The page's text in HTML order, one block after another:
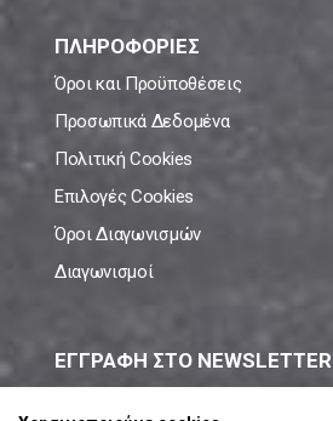
ΠΛΗΡΟΦΟΡΙΕΣ
Όροι και Προϋποθέσεις
Προσωπικά Δεδομένα
Πολιτική Cookies
Επιλογές Cookies
Όροι Διαγωνισμών
Διαγωνισμοί
ΕΓΓΡΑΦΗ ΣΤΟ NEWSLETTER